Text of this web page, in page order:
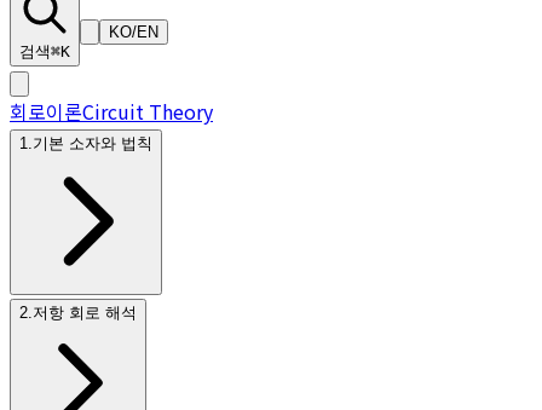
검색⌘K
KO/EN
회로이론Circuit Theory
1 기본 소자와 법칙
2 저항 회로 해석